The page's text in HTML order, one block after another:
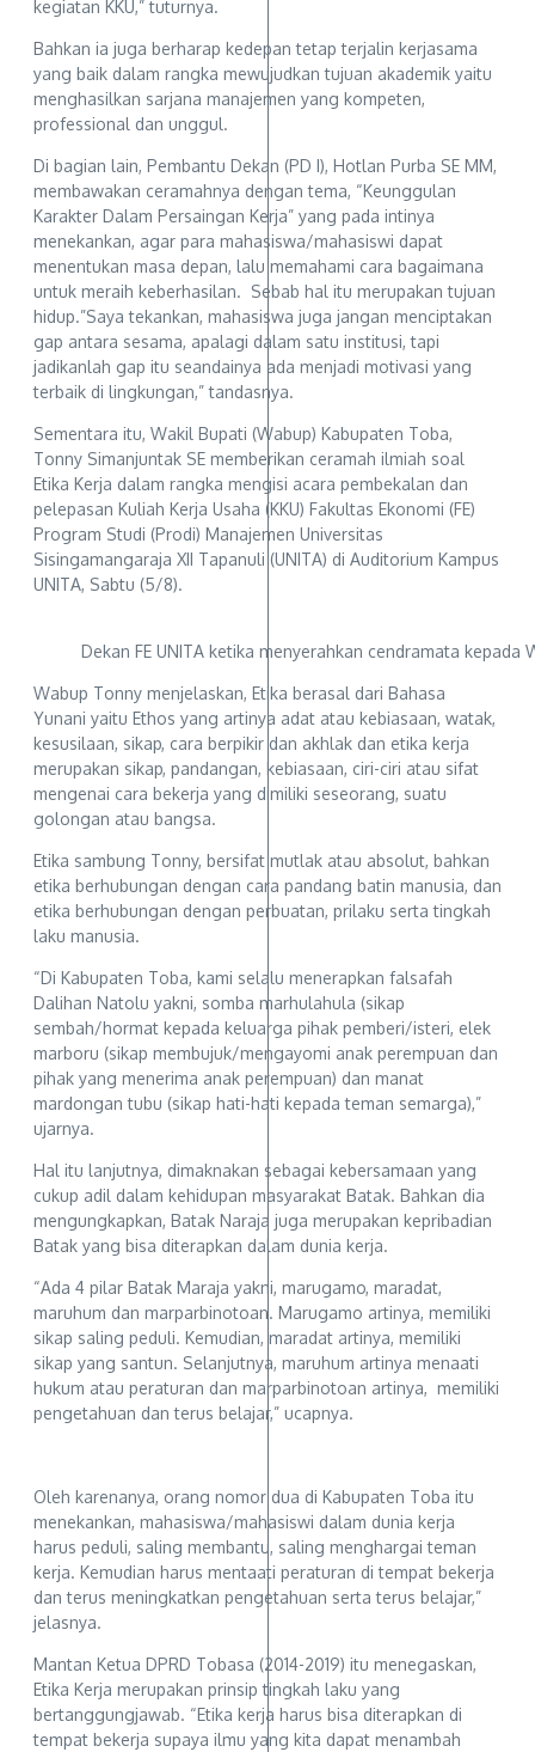
kegiatan KKU,” tuturnya.
Bahkan ia juga berharap kedepan tetap terjalin kerjasama
yang baik dalam rangka mewujudkan tujuan akademik yaitu
menghasilkan sarjana manajemen yang kompeten,
professional dan unggul.
Di bagian lain, Pembantu Dekan (PD I), Hotlan Purba SE MM,
membawakan ceramahnya dengan tema, “Keunggulan
Karakter Dalam Persaingan Kerja” yang pada intinya
menekankan, agar para mahasiswa/mahasiswi dapat
menentukan masa depan, lalu memahami cara bagaimana
untuk meraih keberhasilan. Sebab hal itu merupakan tujuan
hidup.”Saya tekankan, mahasiswa juga jangan menciptakan
gap antara sesama, apalagi dalam satu institusi, tapi
jadikanlah gap itu seandainya ada menjadi motivasi yang
terbaik di lingkungan,” tandasnya.
Sementara itu, Wakil Bupati (Wabup) Kabupaten Toba,
Tonny Simanjuntak SE memberikan ceramah ilmiah soal
Etika Kerja dalam rangka mengisi acara pembekalan dan
pelepasan Kuliah Kerja Usaha (KKU) Fakultas Ekonomi (FE)
Program Studi (Prodi) Manajemen Universitas
Sisingamangaraja XII Tapanuli (UNITA) di Auditorium Kampus
UNITA, Sabtu (5/8).
Dekan FE UNITA ketika menyerahkan cendramata kepada
Wabup Tonny menjelaskan, Etika berasal dari Bahasa
Yunani yaitu Ethos yang artinya adat atau kebiasaan, watak,
kesusilaan, sikap, cara berpikir dan akhlak dan etika kerja
merupakan sikap, pandangan, kebiasaan, ciri-ciri atau sifat
mengenai cara bekerja yang dimiliki seseorang, suatu
golongan atau bangsa.
Etika sambung Tonny, bersifat mutlak atau absolut, bahkan
etika berhubungan dengan cara pandang batin manusia, dan
etika berhubungan dengan perbuatan, prilaku serta tingkah
laku manusia.
“Di Kabupaten Toba, kami selalu menerapkan falsafah
Dalihan Natolu yakni, somba marhulahula (sikap
sembah/hormat kepada keluarga pihak pemberi/isteri, elek
marboru (sikap membujuk/mengayomi anak perempuan dan
pihak yang menerima anak perempuan) dan manat
mardongan tubu (sikap hati-hati kepada teman semarga),”
ujarnya.
Hal itu lanjutnya, dimaknakan sebagai kebersamaan yang
cukup adil dalam kehidupan masyarakat Batak. Bahkan dia
mengungkapkan, Batak Naraja juga merupakan kepribadian
Batak yang bisa diterapkan dalam dunia kerja.
“Ada 4 pilar Batak Maraja yakni, marugamo, maradat,
maruhum dan marparbinotoan. Marugamo artinya, memiliki
sikap saling peduli. Kemudian, maradat artinya, memiliki
sikap yang santun. Selanjutnya, maruhum artinya menaati
hukum atau peraturan dan marparbinotoan artinya, memiliki
pengetahuan dan terus belajar,” ucapnya.
Oleh karenanya, orang nomor dua di Kabupaten Toba itu
menekankan, mahasiswa/mahasiswi dalam dunia kerja
harus peduli, saling membantu, saling menghargai teman
kerja. Kemudian harus mentaati peraturan di tempat bekerja
dan terus meningkatkan pengetahuan serta terus belajar,”
jelasnya.
Mantan Ketua DPRD Tobasa (2014-2019) itu menegaskan,
Etika Kerja merupakan prinsip tingkah laku yang
bertanggungjawab. “Etika kerja harus bisa diterapkan di
tempat bekerja supaya ilmu yang kita dapat menambah